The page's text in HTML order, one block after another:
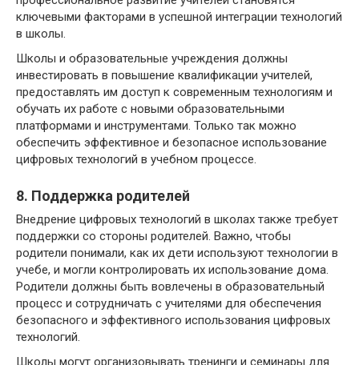
ключевыми факторами в успешной интеграции технологий
в школы.
Школы и образовательные учреждения должны
инвестировать в повышение квалификации учителей,
предоставлять им доступ к современным технологиям и
обучать их работе с новыми образовательными
платформами и инструментами. Только так можно
обеспечить эффективное и безопасное использование
цифровых технологий в учебном процессе.
8. Поддержка родителей
Внедрение цифровых технологий в школах также требует
поддержки со стороны родителей. Важно, чтобы
родители понимали, как их дети используют технологии в
учебе, и могли контролировать их использование дома.
Родители должны быть вовлечены в образовательный
процесс и сотрудничать с учителями для обеспечения
безопасного и эффективного использования цифровых
технологий.
Школы могут организовывать тренинги и семинары для